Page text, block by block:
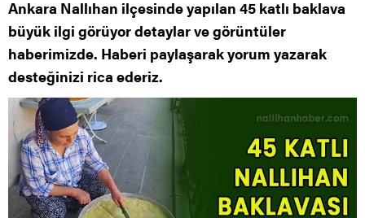
Ankara Nallıhan ilçesinde yapılan 45 katlı baklava
büyük ilgi görüyor detaylar ve görüntüler
haberimizde. Haberi paylaşarak yorum yazarak
desteğinizi rica ederiz.